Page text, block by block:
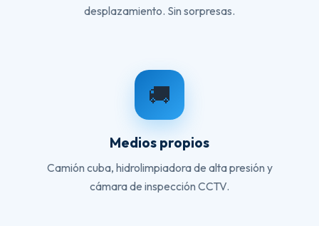
desplazamiento. Sin sorpresas.
🚚
Medios propios
Camión cuba, hidrolimpiadora de alta presión y
cámara de inspección CCTV.